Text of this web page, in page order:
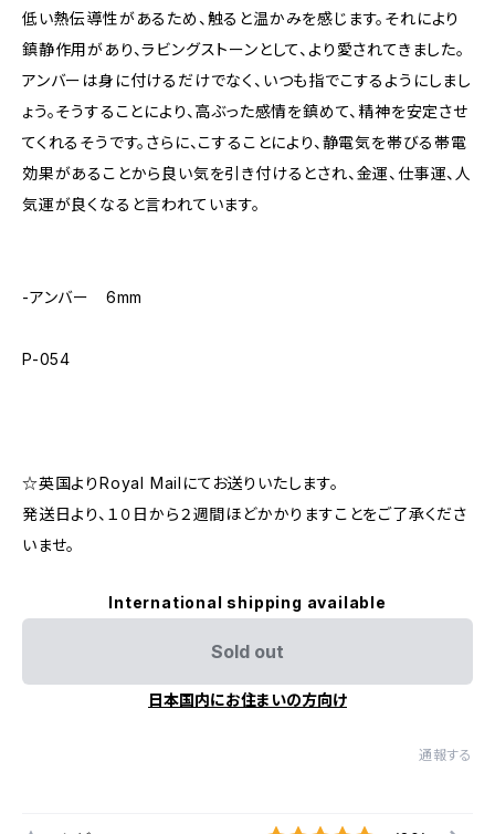
低い熱伝導性があるため、触ると温かみを感じます。それにより
鎮静作用があり、ラビングストーンとして、より愛されてきました。
アンバーは身に付けるだけでなく、いつも指でこするようにしまし
ょう。そうすることにより、高ぶった感情を鎮めて、精神を安定させ
てくれるそうです。さらに、こすることにより、静電気を帯びる帯電
効果があることから良い気を引き付けるとされ、金運、仕事運、人
気運が良くなると言われています。
-アンバー 6mm
P-054
☆英国よりRoyal Mailにてお送りいたします。
発送日より、１０日から２週間ほどかかりますことをご了承くださ
いませ。
International shipping available
Sold out
日本国内にお住まいの方向け
通報する